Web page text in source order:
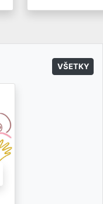
bezpečia.
výnimočný
zažite silu
VŠETKY